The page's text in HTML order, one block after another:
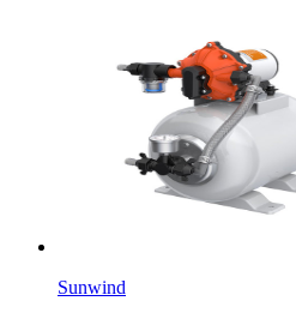
Sunwind